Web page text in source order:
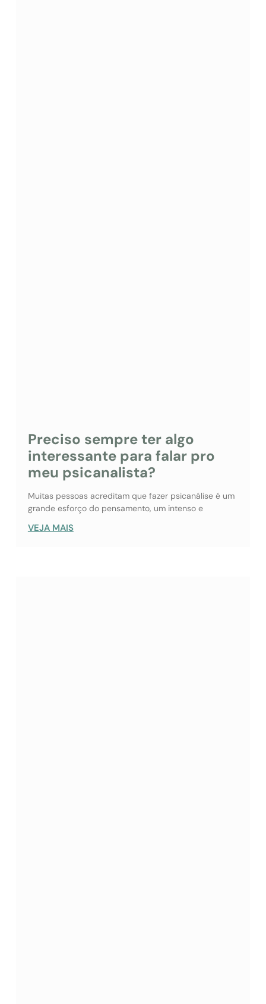
Preciso sempre ter algo
interessante para falar pro
meu psicanalista?
Muitas pessoas acreditam que fazer psicanálise é um
grande esforço do pensamento, um intenso e
VEJA MAIS